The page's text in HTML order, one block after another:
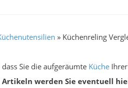
» Küchenreling
Sie die aufgeräumte Küche
Artikeln werden Sie eventuell